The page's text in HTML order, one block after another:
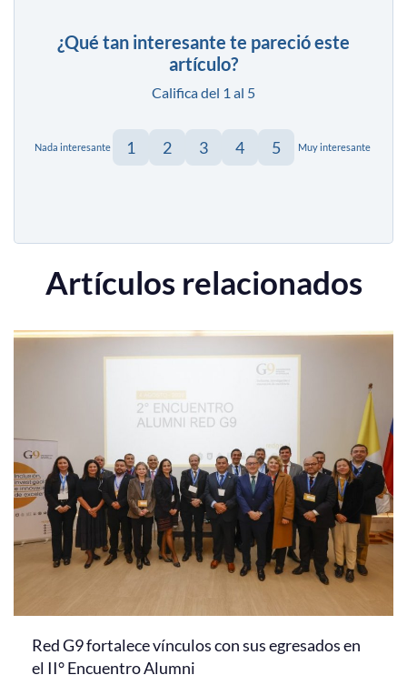
¿Qué tan interesante te pareció este
artículo?
Califica del 1 al 5
Nada interesante 1 2 3 4 5 Muy interesante
Artículos relacionados
Red G9 fortalece vínculos con sus egresados en
el II° Encuentro Alumni